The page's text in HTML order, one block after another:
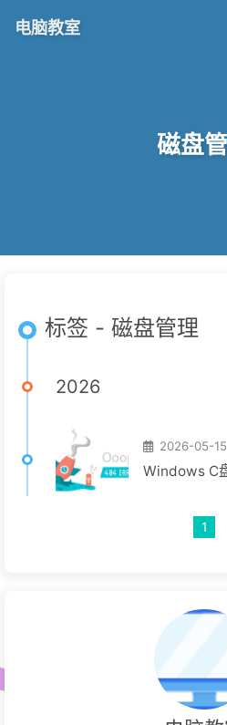
电脑教室
磁盘
标签 - 磁盘管理
2026
2026-05-15
Windows C
1